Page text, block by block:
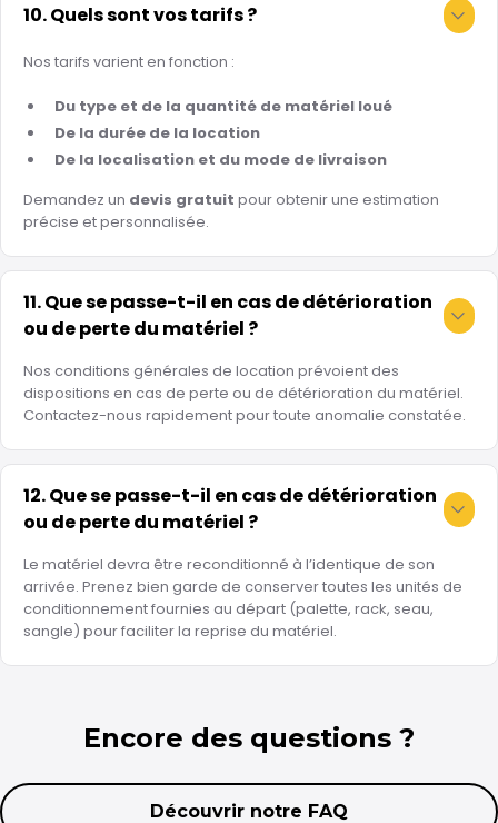
10. Quels sont vos tarifs ?
Nos tarifs varient en fonction :
Du type et de la quantité de matériel loué
De la durée de la location
De la localisation et du mode de livraison
Demandez un devis gratuit pour obtenir une estimation
précise et personnalisée.
11. Que se passe-t-il en cas de détérioration
ou de perte du matériel ?
Nos conditions générales de location prévoient des
dispositions en cas de perte ou de détérioration du matériel.
Contactez-nous rapidement pour toute anomalie constatée.
12. Que se passe-t-il en cas de détérioration
ou de perte du matériel ?
Le matériel devra être reconditionné à l’identique de son
arrivée. Prenez bien garde de conserver toutes les unités de
conditionnement fournies au départ (palette, rack, seau,
sangle) pour faciliter la reprise du matériel.
Encore des questions ?
Découvrir notre FAQ